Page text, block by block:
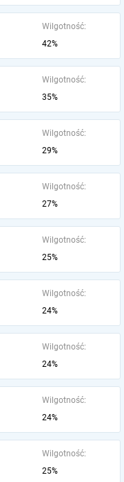
Wilgotność:
42%
Wilgotność:
35%
Wilgotność:
29%
Wilgotność:
27%
Wilgotność:
25%
Wilgotność:
24%
Wilgotność:
24%
Wilgotność:
24%
Wilgotność:
25%